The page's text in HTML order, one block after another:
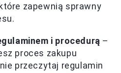
zapewnią sprawny
i procedurą –
proces zakupu
przeczytaj regulamin